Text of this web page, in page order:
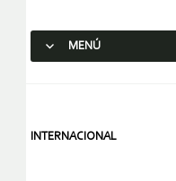
MENÚ
INTERNACIONAL